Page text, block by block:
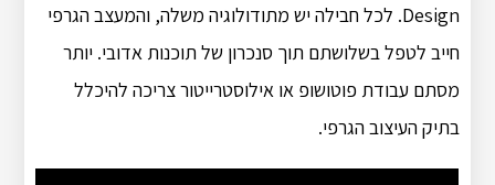
Design. לכל חבילה יש מתודולוגיה משלה, והמעצב הגרפי
חייב לטפל בשלושתם תוך סנכרון של תוכנות אדובי. יותר
מסתם עבודת פוטושופ או אילוסטרייטור צריכה להיכלל
בתיק העיצוב הגרפי.